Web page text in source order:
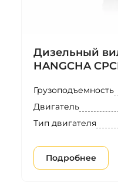
Дизельный
HANGCHA
Грузоподъемность
Двигатель
Тип двигателя
Подробнее